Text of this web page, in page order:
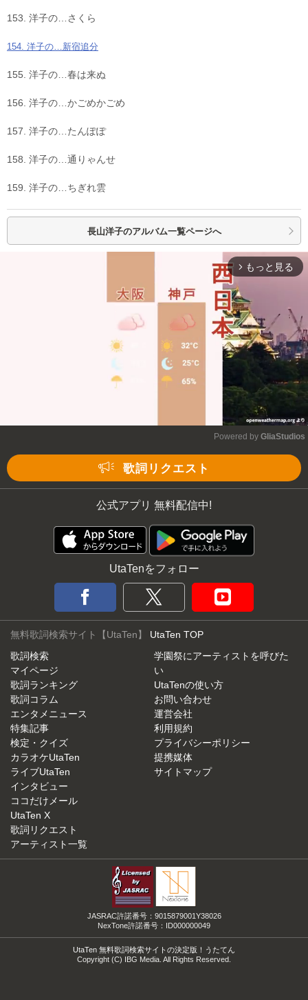
153. 洋子の…さくら
154. 洋子の…新宿追分
155. 洋子の…春は来ぬ
156. 洋子の…かごめかごめ
157. 洋子の…たんぽぽ
158. 洋子の…通りゃんせ
159. 洋子の…ちぎれ雲
長山洋子のアルバム一覧ページへ
arrow_forward_ios もっと見る
Powered by GliaStudios
歌詞リクエスト
公式アプリ 無料配信中!
UtaTenをフォロー
無料歌詞検索サイト【UtaTen】 UtaTen TOP
歌詞検索
マイページ
歌詞ランキング
歌詞コラム
エンタメニュース
特集記事
検定・クイズ
カラオケUtaTen
ライブUtaTen
インタビュー
ココだけメール
UtaTen X
歌詞リクエスト
アーティスト一覧
学園祭にアーティストを呼びた
い
UtaTenの使い方
お問い合わせ
運営会社
利用規約
プライバシーポリシー
提携媒体
サイトマップ
JASRAC許諾番号：9015879001Y38026
NexTone許諾番号：ID000000049
UtaTen 無料歌詞検索サイトの決定版！うたてん
Copyright (C) IBG Media. All Rights Reserved.